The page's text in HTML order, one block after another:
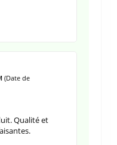
(Date de
Qualité et